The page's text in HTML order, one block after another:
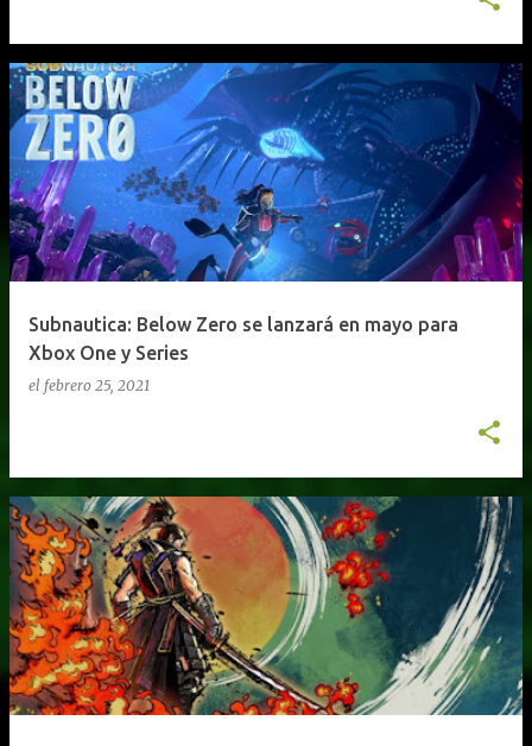
Subnautica: Below Zero se lanzará en mayo para
Xbox One y Series
el febrero 25, 2021